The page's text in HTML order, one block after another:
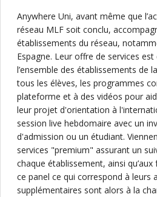
Anywhere Uni, avant même que
réseau MLF soit conclu,
établissements du réseau,
Espagne. Leur offre de services
l’ensemble des établissements de
tous les élèves, les programmes
plateforme et à des vidéos pour
leur projet d'orientation à
session live hebdomaire avec un
d'admission ou un étudiant.
services "premium" assurant un
chaque établissement, ainsi
ce panel ce qui correspond à leurs
supplémentaires sont alors à la